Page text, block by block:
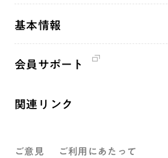
釈尊～法華経
創価学会の三代会長
第2代会長・戸田城聖先生
仏法を語る
年間の活動について
彼岸
「人権文化」「ジェンダー平等」を促進
人道支援
展示活動
基本情報
創価学会 社会憲章
会員サポート
関連リンク
ご意見 ご利用にあたって